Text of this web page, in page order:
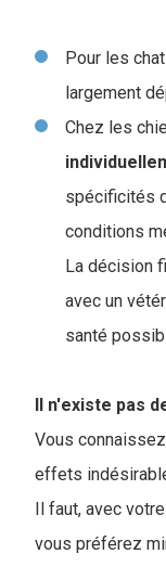
Pour les
largement
Chez les
spécificités
conditions
La décision
avec un
santé
Il n'existe pas
Vous
effets
Il faut, avec
vous préférez